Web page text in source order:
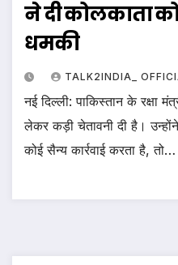
ने दी कोलकाता
धमकी
TALK2INDIA_
नई दिल्ली: पाकिस्तान के रक्षा
लेकर कड़ी चेतावनी दी है।
कोई सैन्य कार्रवाई करता है, तो…